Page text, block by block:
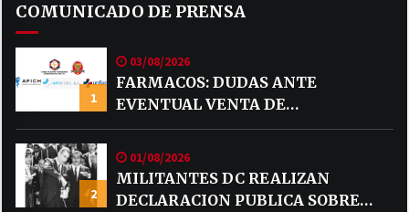
COMUNICADO DE PRENSA
1
03/08/2026
FARMACOS: DUDAS ANTE
EVENTUAL VENTA DE
MEDICAMENTOS POR MERCADO
LIBRE
2
01/08/2026
MILITANTES DC REALIZAN
DECLARACION PUBLICA SOBRE